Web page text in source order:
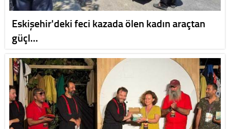
Eskişehir'deki feci kazada ölen kadın araçtan
güçl…